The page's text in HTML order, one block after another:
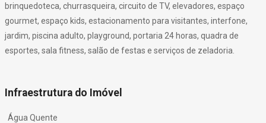
brinquedoteca, churrasqueira, circuito de TV, elevadores, espaço
gourmet, espaço kids, estacionamento para visitantes, interfone,
jardim, piscina adulto, playground, portaria 24 horas, quadra de
esportes, sala fitness, salão de festas e serviços de zeladoria.
Infraestrutura do Imóvel
Água Quente